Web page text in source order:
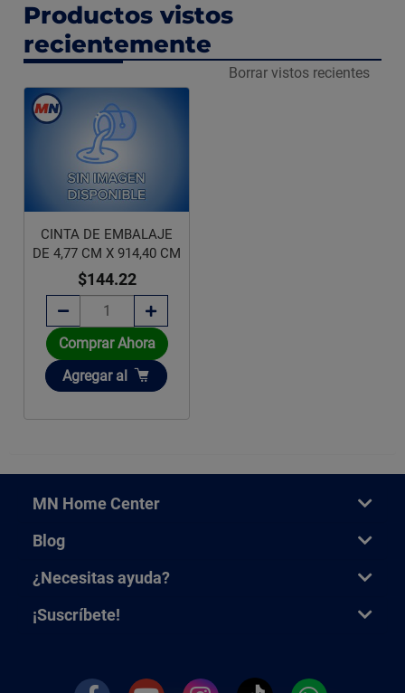
Productos vistos
recientemente
Borrar vistos recientes
CINTA DE EMBALAJE
DE 4,77 CM X 914,40 CM
$144.22
Comprar Ahora
Añadir
Agregar al
MN Home Center
Blog
¿Necesitas ayuda?
¡Suscríbete!